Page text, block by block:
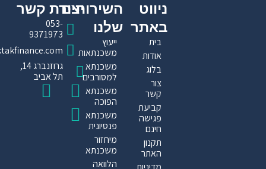
ניווט
באתר
בית
אודות
בלוג
צור
קשר
קביעת
פגישה
חינם
תקנון
האתר
השירותים
שלנו
ייעוץ
משכנתאות
משכנתא
למסורבים
משכנתא
הפוכה
משכנתא
פנסיונית
מיחזור
משכנתא
הלוואה
יצירת קשר​
053-
9371973
גרוזנברג 14,
תל אביב
F
a
c
I T
i
k